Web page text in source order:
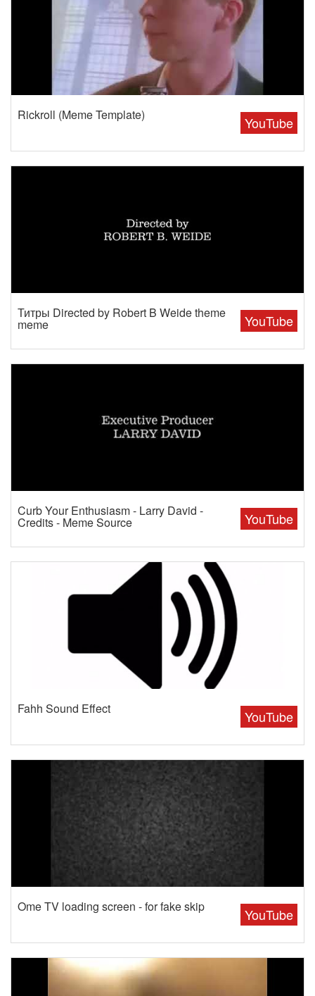
YouTube
Rickroll (Meme Template)
YouTube
Титры Directed by Robert B Weide theme
meme
YouTube
Curb Your Enthusiasm - Larry David -
Credits - Meme Source
YouTube
Fahh Sound Effect
YouTube
Ome TV loading screen - for fake skip